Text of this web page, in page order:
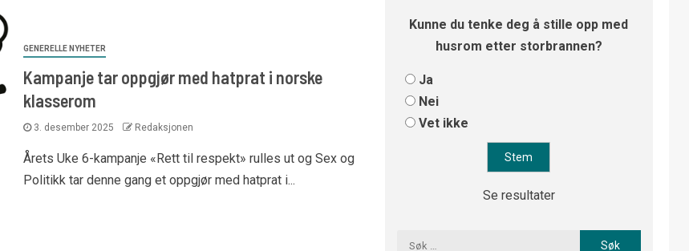
GENERELLE NYHETER
Kampanje tar oppgjør med hatprat i norske
klasserom
3. desember 2025 Redaksjonen
Årets Uke 6-kampanje «Rett til respekt» rulles ut og Sex og
Politikk tar denne gang et oppgjør med hatprat i...
Kunne du tenke deg å stille opp med
husrom etter storbrannen?
Ja
Nei
Vet ikke
Se resultater